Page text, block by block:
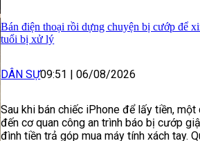
Bán điện thoại rồi dựng chuyện bị cướp để
tuổi bị xử lý
DÂN SỰ09:51 | 06/08/2026
Sau khi bán chiếc iPhone để lấy tiền,
đến cơ quan công an trình báo bị cướp
đình tiền trả góp mua máy tính xách tay.